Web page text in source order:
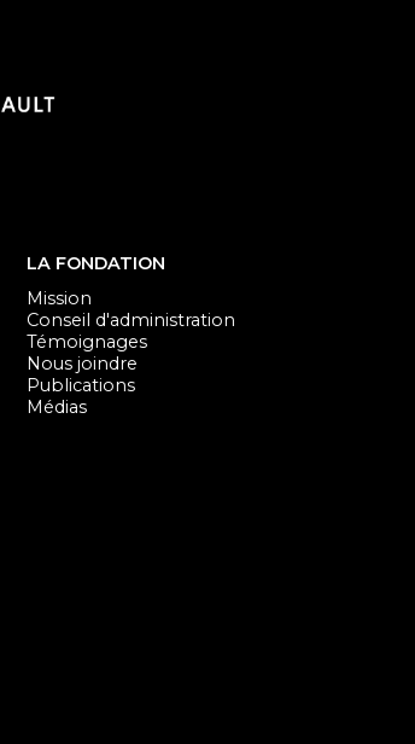
LA FONDATION
Mission
Conseil d'administration
Témoignages
Nous joindre
Publications
Médias